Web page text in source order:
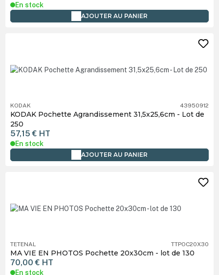
En stock
AJOUTER AU PANIER
KODAK 43950912
KODAK Pochette Agrandissement 31,5x25,6cm - Lot de
250
57,15 € HT
En stock
AJOUTER AU PANIER
TETENAL TTPOC20X30
MA VIE EN PHOTOS Pochette 20x30cm - lot de 130
70,00 € HT
En stock